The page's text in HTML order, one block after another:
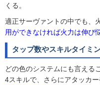
くる。
適正サーヴァントの中でも、
用ができなければ火力は伸び
タップ数やスキルタイミ
どの色のシステムにも言える
4スキルで、さらにアタッカ